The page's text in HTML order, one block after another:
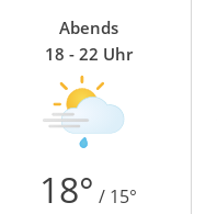
Abends
18 - 22 Uhr
18° / 15°